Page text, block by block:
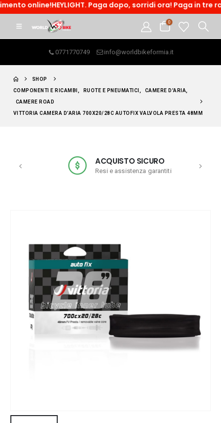
Paga dopo, sorridi ora! Paga in tre rate o
0
0771770749 info@worldbikeformia.it
SHOP
COMPONENTI E RICAMBI RUOTE E PNEUMATICI CAMERE D'ARIA
CAMERE ROAD
VITTORIA CAMERA D’ARIA 700X20/28C AUTOFIX VALVOLA PRESTA 48MM
ACQUISTO SICURO
Resi e assistenza garantiti